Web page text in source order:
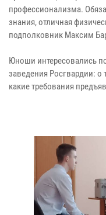
профессионализма.
знания, отличная
подполковник Максим
Юноши интересовались
заведения Росгвардии: о
какие требования